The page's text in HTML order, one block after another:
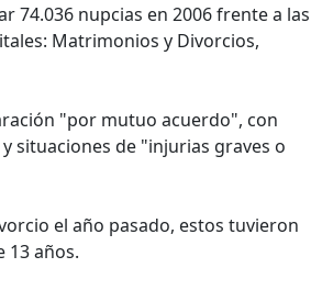
74.036 nupcias en 2006 frente a las
Matrimonios y Divorcios,
"por mutuo acuerdo", con
situaciones de "injurias graves o
el año pasado, estos tuvieron
13 años.